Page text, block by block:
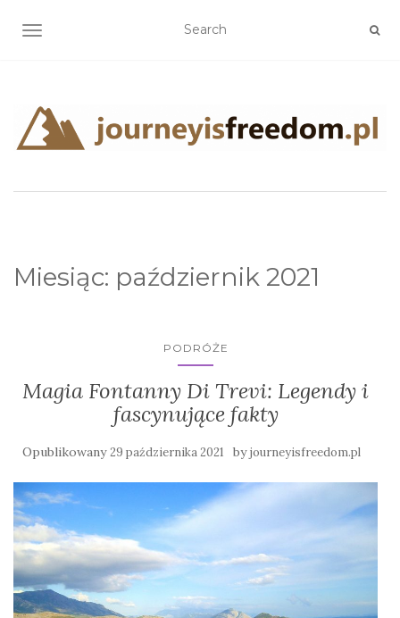
TOGGLE NAVIGATION
Miesiąc: październik 2021
PODRÓŻE
Magia Fontanny Di Trevi: Legendy i
fascynujące fakty
Opublikowany29 października 2021 byjourneyisfreedom.pl